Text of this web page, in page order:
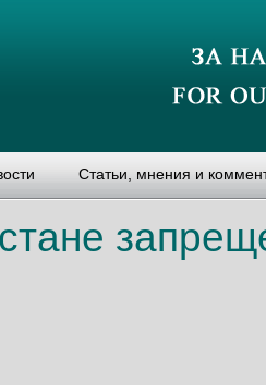
Статьи, мнения и